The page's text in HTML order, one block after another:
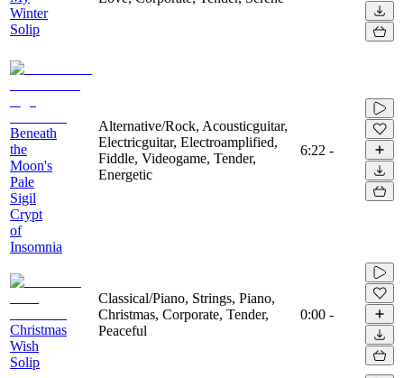
Winter
Solip
Beneath
the
Moon's
Pale
Sigil
Crypt
of
Insomnia
Alternative/Rock, Acousticguitar,
Electricguitar, Electroamplified,
Fiddle, Videogame, Tender,
Energetic
6:22 -
Christmas
Wish
Solip
Classical/Piano, Strings, Piano,
Christmas, Corporate, Tender,
Peaceful
0:00 -